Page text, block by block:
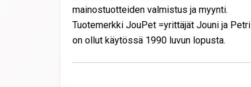
mainostuotteiden valmistus ja myynti.
Tuotemerkki JouPet =yrittäjät Jouni ja Petri
on ollut käytössä 1990 luvun lopusta.